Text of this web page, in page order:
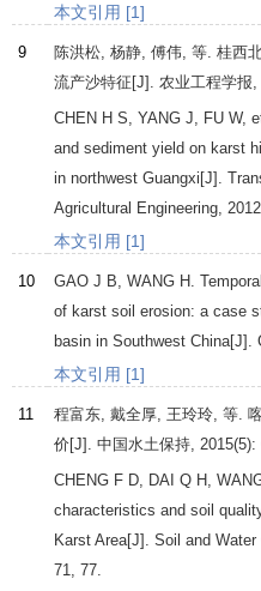
本文引用 [1]
9
陈洪松, 杨静, 傅伟, 等. 桂西
流产沙特征[J]. 农业工程学报
CHEN H S YANG J FU W,
and sediment yield on karst
in northwest Guangxi[J].
Agricultural Engineering 2012
本文引用 [1]
10 GAO J B WANG H .
of karst soil erosion: a case
basin in Southwest China[J].
本文引用 [1]
11
程富东, 戴全厚, 王玲玲, 等.
价[J]. 中国水土保持 2015(5):
CHENG F D DAI Q H
characteristics and soil
Karst Area[J]. Soil and
71, 77.